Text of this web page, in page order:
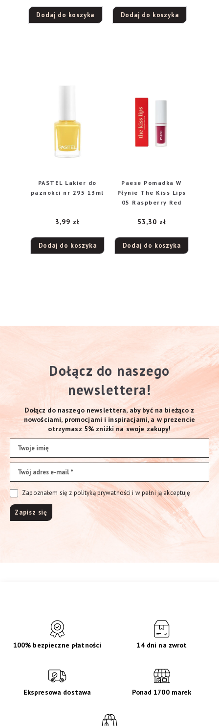
Dodaj do koszyka Dodaj do koszyka
PASTEL Lakier do
paznokci nr 295 13ml
3,99 zł
Dodaj do koszyka
Paese Pomadka W
Płynie The Kiss Lips
05 Raspberry Red
53,30 zł
Dodaj do koszyka
Dołącz do naszego
newslettera!
Dołącz do naszego newslettera, aby być na bieżąco z
nowościami, promocjami i inspiracjami, a w prezencie
otrzymasz 5% zniżki na swoje zakupy!
Zapoznałem się z polityką prywatności i w pełni ją akceptuję
100% bezpieczne płatności 14 dni na zwrot
Ekspresowa dostawa Ponad 1700 marek